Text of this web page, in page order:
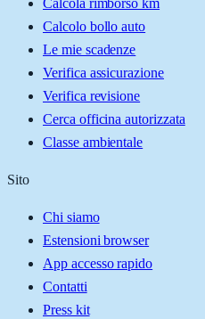
Calcola rimborso km
Calcolo bollo auto
Le mie scadenze
Verifica assicurazione
Verifica revisione
Cerca officina autorizzata
Classe ambientale
Sito
Chi siamo
Estensioni browser
App accesso rapido
Contatti
Press kit